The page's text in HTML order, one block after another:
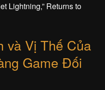
Lightning,” Returns to
và Vị Thế Của
Game Đối